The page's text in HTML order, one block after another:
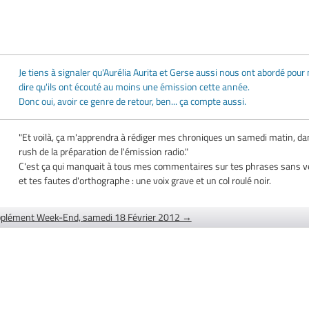
Je tiens à signaler qu'Aurélia Aurita et Gerse aussi nous ont abordé pour
dire qu'ils ont écouté au moins une émission cette année.
Donc oui, avoir ce genre de retour, ben... ça compte aussi.
"Et voilà, ça m'apprendra à rédiger mes chroniques un samedi matin,
rush de la préparation de l'émission radio."
C'est ça qui manquait à tous mes commentaires sur tes phrases sans
et tes fautes d'orthographe : une voix grave et un col roulé noir.
Week-End, samedi 18 Février 2012 →